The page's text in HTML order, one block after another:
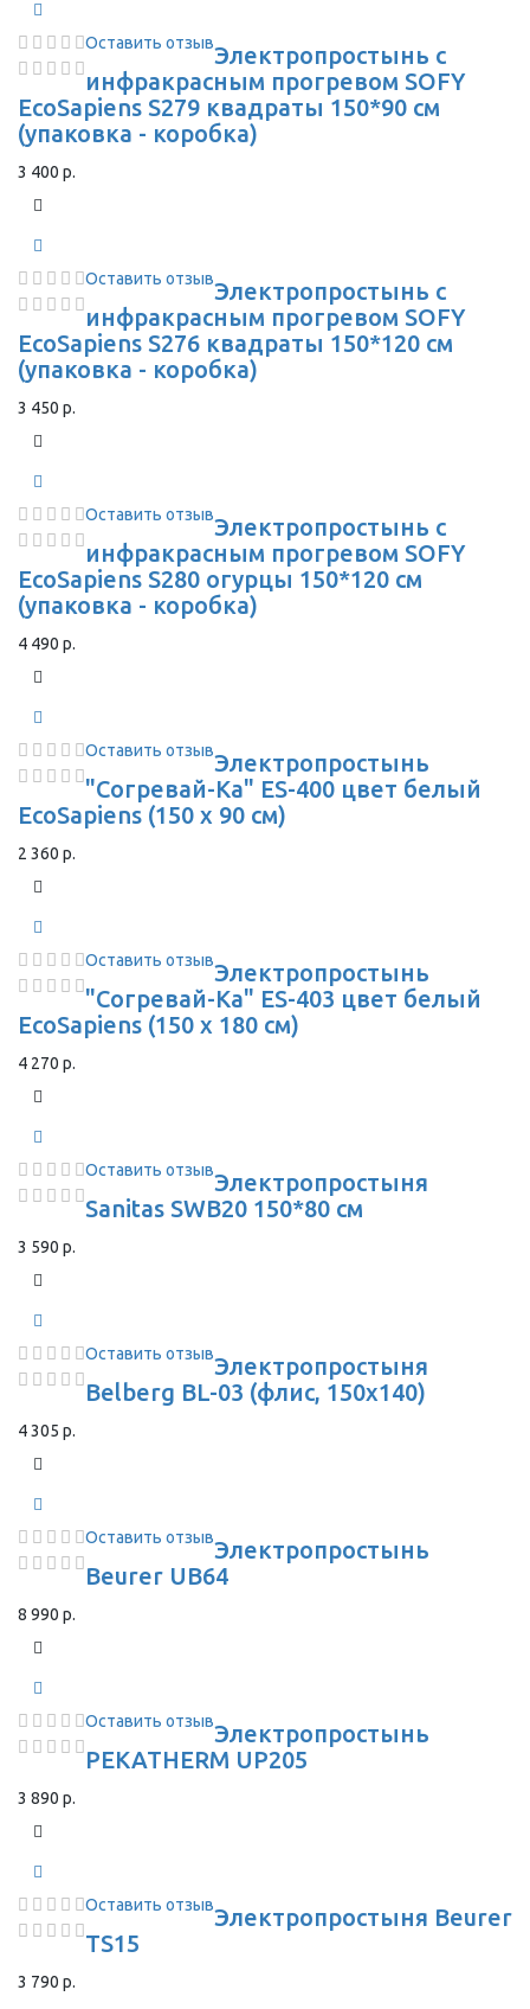
Оставить отзывЭлектропростынь с
инфракрасным прогревом SOFY
EcoSapiens S279 квадраты 150*90 см
(упаковка - коробка)
3 400 р.
Оставить отзывЭлектропростынь с
инфракрасным прогревом SOFY
EcoSapiens S276 квадраты 150*120 см
(упаковка - коробка)
3 450 р.
Оставить отзывЭлектропростынь с
инфракрасным прогревом SOFY
EcoSapiens S280 огурцы 150*120 см
(упаковка - коробка)
4 490 р.
Оставить отзывЭлектропростынь
"Согревай-Ка" ES-400 цвет белый
EcoSapiens (150 х 90 см)
2 360 р.
Оставить отзывЭлектропростынь
"Согревай-Ка" ES-403 цвет белый
EcoSapiens (150 х 180 см)
4 270 р.
Оставить отзывЭлектропростыня
Sanitas SWB20 150*80 см
3 590 р.
Оставить отзывЭлектропростыня
Belberg BL-03 (флис, 150x140)
4 305 р.
Оставить отзывЭлектропростынь
Beurer UB64
8 990 р.
Оставить отзывЭлектропростынь
PEKATHERM UP205
3 890 р.
Оставить отзывЭлектропростыня Beurer
TS15
3 790 р.